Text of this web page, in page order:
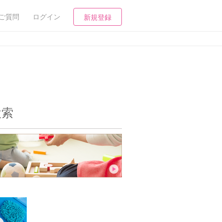
質問 ログイン 新規登録